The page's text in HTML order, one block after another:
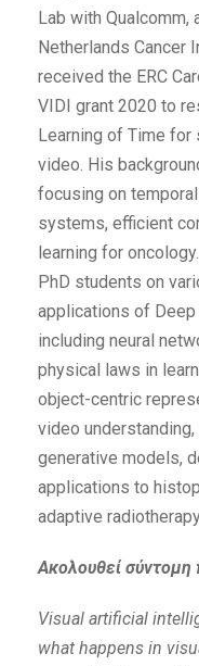
Lab with Qualcomm,
Netherlands Cancer
received the ERC
VIDI grant 2020 to
Learning of Time for
video. His
focusing on
systems, efficient
learning for
PhD students on
applications of Deep
including neural
physical laws in
object-centric
video
generative models,
applications to
adaptive
Ακολουθεί σύντομη
Visual artificial
what happens in